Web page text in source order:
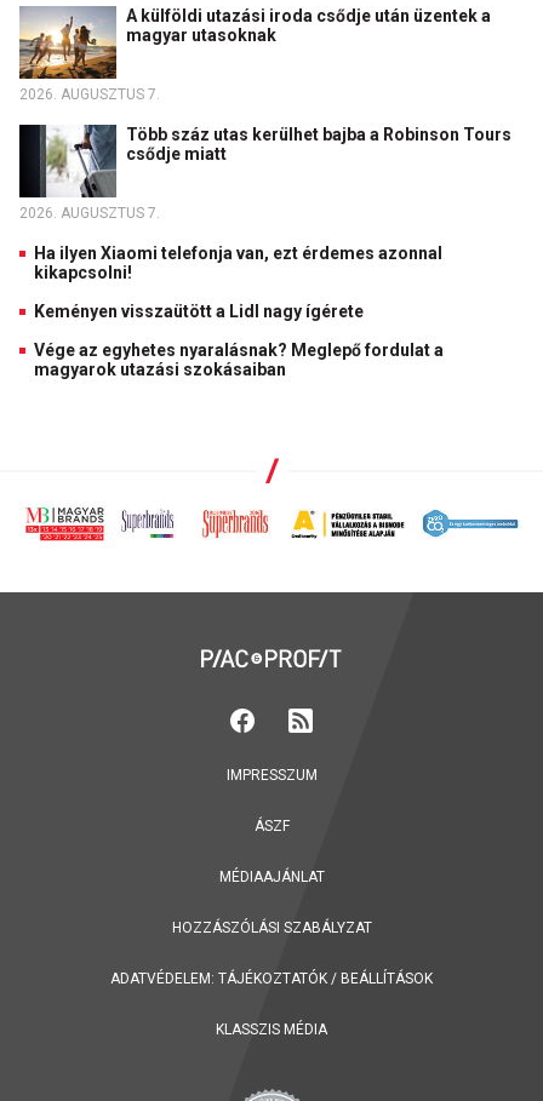
A külföldi utazási iroda csődje után üzentek a
magyar utasoknak
2026. AUGUSZTUS 7.
Több száz utas kerülhet bajba a Robinson Tours
csődje miatt
2026. AUGUSZTUS 7.
Ha ilyen Xiaomi telefonja van, ezt érdemes azonnal
kikapcsolni!
Keményen visszaütött a Lidl nagy ígérete
Vége az egyhetes nyaralásnak? Meglepő fordulat a
magyarok utazási szokásaiban
IMPRESSZUM
ÁSZF
MÉDIAAJÁNLAT
HOZZÁSZÓLÁSI SZABÁLYZAT
ADATVÉDELEM: TÁJÉKOZTATÓK / BEÁLLÍTÁSOK
KLASSZIS MÉDIA